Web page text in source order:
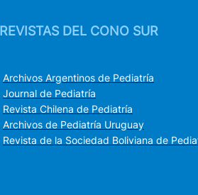
REVISTAS DEL CONO SUR
Archivos Argentinos de Pediatría
Journal de Pediatría
Revista Chilena de Pediatría
Archivos de Pediatría Uruguay
Revista de la Sociedad Boliviana de